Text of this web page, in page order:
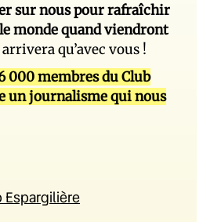
sur nous pour rafraîchir
monde quand viendront
arrivera qu’avec vous !
000 membres du Club
un journalisme qui nous
Espargilière